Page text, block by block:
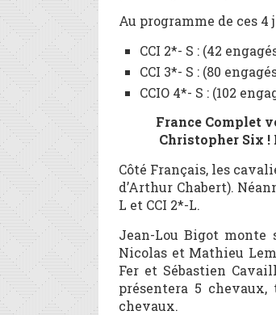
Au programme de ces
CCI 2*- S : (42
CCI 3*- S : (80
CCIO 4*- S : (102
France Complet
Christopher Six !
Côté Français, les
d’Arthur Chabert).
L et CCI 2*-L.
Jean-Lou Bigot monte
Nicolas et Mathieu
Fer et Sébastien
présentera 5
chevaux.